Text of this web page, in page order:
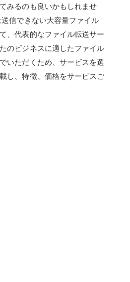
みるのも良いかもしれませ
信できない大容量ファイル
、代表的なファイル転送サー
のビジネスに適したファイル
いただくため、サービスを選
し、特徴、価格をサービスご